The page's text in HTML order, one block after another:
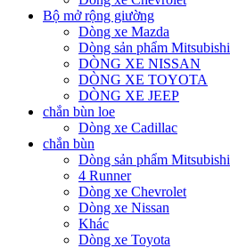
Bộ mở rộng giường
Dòng xe Mazda
Dòng sản phẩm Mitsubishi
DÒNG XE NISSAN
DÒNG XE TOYOTA
DÒNG XE JEEP
chắn bùn loe
Dòng xe Cadillac
chắn bùn
Dòng sản phẩm Mitsubishi
4 Runner
Dòng xe Chevrolet
Dòng xe Nissan
Khác
Dòng xe Toyota